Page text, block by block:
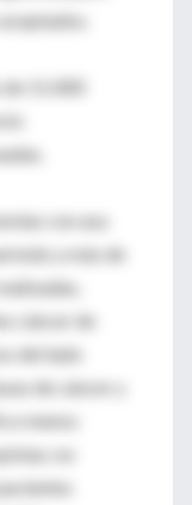
11.000
con asa
y más de
cáncer de
del lado
de cáncer y
menos
no